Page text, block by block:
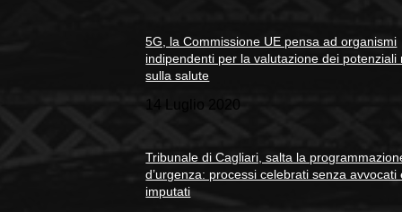
5G, la Commissione UE pensa ad organismi
indipendenti per la valutazione dei potenziali
sulla salute
14 Luglio 2020
Tribunale di Cagliari, salta la
d’urgenza: processi celebrati senza avvocati
imputati